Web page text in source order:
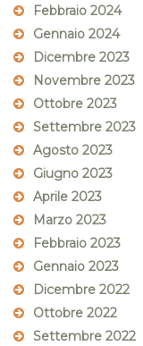
Febbraio 2024
Gennaio 2024
Dicembre 2023
Novembre 2023
Ottobre 2023
Settembre 2023
Agosto 2023
Giugno 2023
Aprile 2023
Marzo 2023
Febbraio 2023
Gennaio 2023
Dicembre 2022
Ottobre 2022
Settembre 2022